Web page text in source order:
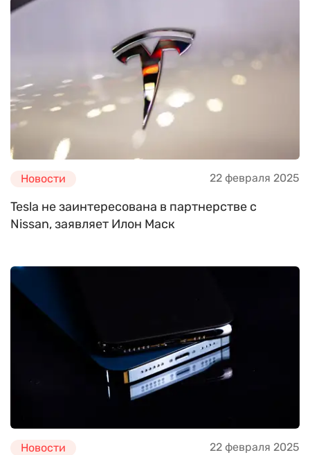
Новости 22 февраля 2025
Tesla не заинтересована в партнерстве с
Nissan, заявляет Илон Маск
Новости 22 февраля 2025